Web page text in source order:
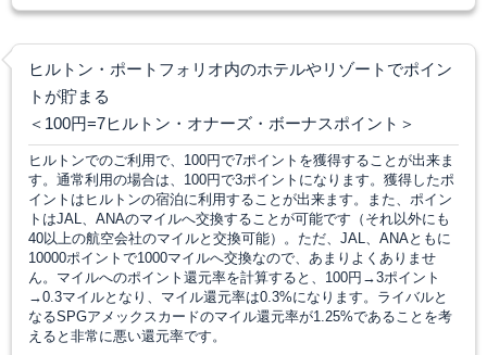
ヒルトン・ポートフォリオ内のホテルやリゾートでポイン
トが貯まる
＜100円=7ヒルトン・オナーズ・ボーナスポイント＞
ヒルトンでのご利用で、100円で7ポイントを獲得することが出来ま
す。通常利用の場合は、100円で3ポイントになります。獲得したポ
イントはヒルトンの宿泊に利用することが出来ます。また、ポイン
トはJAL、ANAのマイルへ交換することが可能です（それ以外にも
40以上の航空会社のマイルと交換可能）。ただ、JAL、ANAともに
10000ポイントで1000マイルへ交換なので、あまりよくありませ
ん。マイルへのポイント還元率を計算すると、100円→3ポイント
→0.3マイルとなり、マイル還元率は0.3%になります。ライバルと
なるSPGアメックスカードのマイル還元率が1.25%であることを考
えると非常に悪い還元率です。